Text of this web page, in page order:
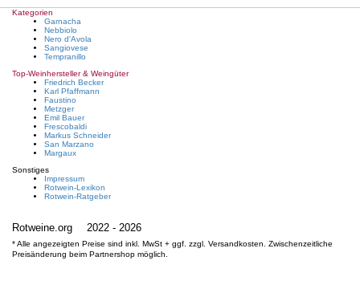
Kategorien
Garnacha
Nebbiolo
Nero d'Avola
Sangiovese
Tempranillo
Top-Weinhersteller & Weingüter
Friedrich Becker
Karl Pfaffmann
Faustino
Metzger
Emil Bauer
Frescobaldi
Markus Schneider
San Marzano
Margaux
Sonstiges
Impressum
Rotwein-Lexikon
Rotwein-Ratgeber
Rotweine.org 2022 - 2026
* Alle angezeigten Preise sind inkl. MwSt + ggf. zzgl. Versandkosten. Zwischenzeitliche
Preisänderung beim Partnershop möglich.